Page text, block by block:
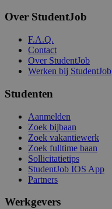
Over StudentJob
F.A.Q.
Contact
Over StudentJob
Werken bij StudentJob
Studenten
Aanmelden
Zoek bijbaan
Zoek vakantiewerk
Zoek fulltime baan
Sollicitatietips
StudentJob IOS App
Partners
Werkgevers